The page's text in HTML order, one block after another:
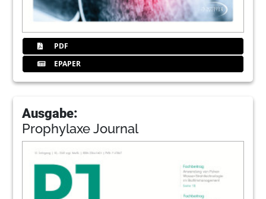
PDF
EPAPER
Ausgabe:
Prophylaxe Journal